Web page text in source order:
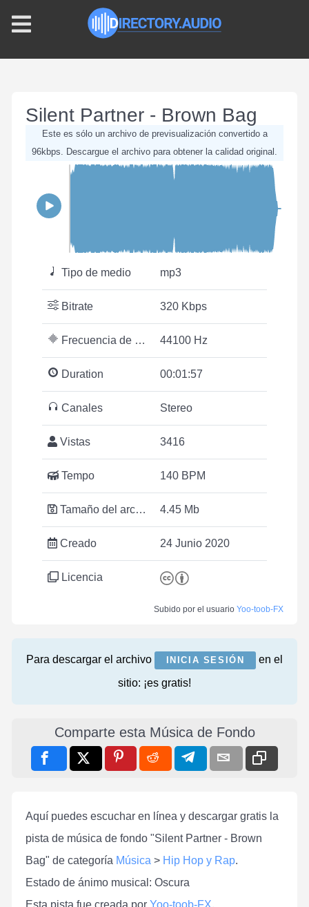
Silent Partner - Brown Bag
Este es sólo un archivo de previsualización convertido a
96kbps. Descargue el archivo para obtener la calidad original.
Tipo de medio mp3
Bitrate 320 Kbps
Frecuencia de muestreo 44100 Hz
Duration 00:01:57
Canales Stereo
Vistas 3416
Tempo 140 BPM
Tamaño del archivo 4.45 Mb
Creado 24 Junio 2020
Licencia
Subido por el usuario Yoo-toob-FX
Para descargar el archivo INICIA SESIÓN
en el
sitio: ¡es gratis!
Comparte esta Música de Fondo
Aquí puedes escuchar en línea y descargar gratis la
pista de música de fondo "Silent Partner - Brown
Bag" de categoría Música > Hip Hop y Rap.
Estado de ánimo musical: Oscura
Esta pista fue creada por Yoo-toob-FX.